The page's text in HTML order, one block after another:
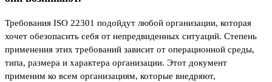
Требования ISO 22301 подойдут любой организации, которая
хочет обезопасить себя от непредвиденных ситуаций. Степень
применения этих требований зависит от операционной среды,
типа, размера и характера организации. Этот документ
применим ко всем организациям, которые внедряют,